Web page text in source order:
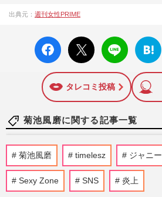
成27年）1月に開設された主婦と生活
陣の執筆記事を配信するほか、女性週
面に掲載された記事から、インターネ
特に関心の高い題材の記事を、WEB
しています！
出典元： 週刊女性PRIME
facebo
ok い
X ポス
ト
LINE
はてな
ブック
に追加
タレコミ投稿
菊池風磨に関する記事一覧
timelesz菊池風磨の
クスタ”が4時間で完
数」を生んだイケお
『週刊女性』編集部
菊池風磨 timelesz ジャニ
Sexy Zone SNS 炎上